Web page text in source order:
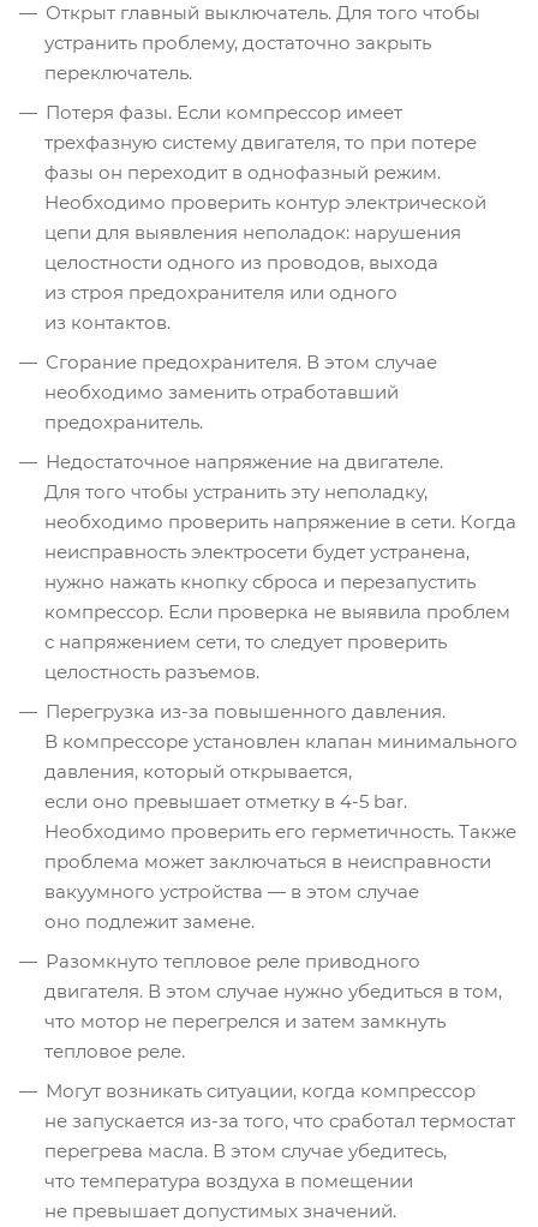
Открыт главный выключатель. Для того чтобы
устранить проблему, достаточно закрыть
переключатель.
Потеря фазы. Если компрессор имеет
трехфазную систему двигателя, то при потере
фазы он переходит в однофазный режим.
Необходимо проверить контур электрической
цепи для выявления неполадок: нарушения
целостности одного из проводов, выхода
из строя предохранителя или одного
из контактов.
Сгорание предохранителя. В этом случае
необходимо заменить отработавший
предохранитель.
Недостаточное напряжение на двигателе.
Для того чтобы устранить эту неполадку,
необходимо проверить напряжение в сети. Когда
неисправность электросети будет устранена,
нужно нажать кнопку сброса и перезапустить
компрессор. Если проверка не выявила проблем
с напряжением сети, то следует проверить
целостность разъемов.
Перегрузка из-за повышенного давления.
В компрессоре установлен клапан минимального
давления, который открывается,
если оно превышает отметку в 4-5 bar.
Необходимо проверить его герметичность. Также
проблема может заключаться в неисправности
вакуумного устройства — в этом случае
оно подлежит замене.
Разомкнуто тепловое реле приводного
двигателя. В этом случае нужно убедиться в том,
что мотор не перегрелся и затем замкнуть
тепловое реле.
Могут возникать ситуации, когда компрессор
не запускается из-за того, что сработал термостат
перегрева масла. В этом случае убедитесь,
что температура воздуха в помещении
не превышает допустимых значений.